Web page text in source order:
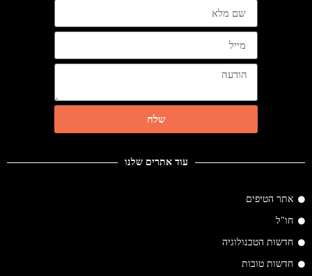
עוד אתרים שלנו
אתר הטיפים
חו"ל
חדשות הטכנולוגיה
חדשות טובות
שלח